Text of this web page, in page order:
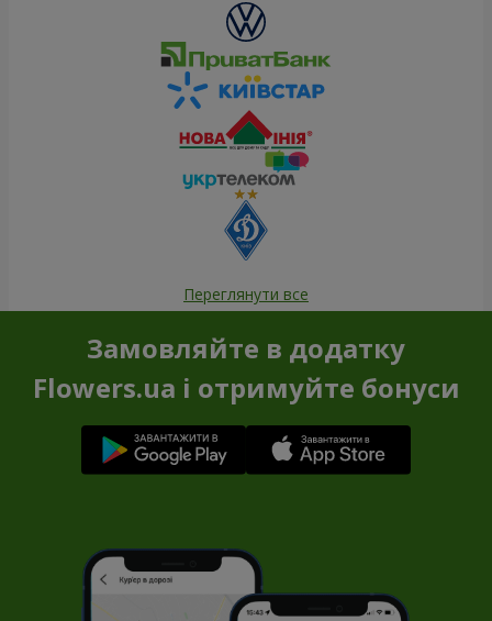
Переглянути все
Замовляйте в додатку
Flowers.ua і отримуйте бонуси